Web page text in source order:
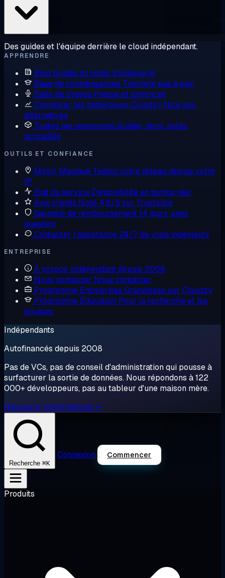
Des guides et l'équipe derrière le cloud indépendant.
APPRENDRE
Blog Guides et notes d'ingénierie
Base de connaissances Tutoriels pas à pas
Salle de presse Presse et annonces
Comparer les hébergeurs Cloudzy face aux
alternatives
Toutes les ressources Guides, docs, outils,
actualités
OUTILS ET CONFIANCE
Miroir Magique Testez notre réseau depuis votre
IP
État du service Disponibilité en temps réel
Avis clients Noté 4,6/5 sur Trustpilot
Garantie de remboursement14 jours, sans
question
Contacter l'assistance 24/7, de vrais ingénieurs
ENTREPRISE
À propos Indépendant depuis 2008
Nous contacter Nous contacter
Programme Entreprises Grandissez sur Cloudzy
Programme Éducation Pour la recherche et les
équipes
Indépendants
Autofinancés depuis 2008
Pas de VCs, pas de conseil d'administration qui pousse à
surfacturer la sortie de données. Nous répondons à 122
000+ développeurs, pas au tableur d'une maison mère.
Découvrir notre histoire →
Recherche ⌘K
Connexion Commencer
Produits